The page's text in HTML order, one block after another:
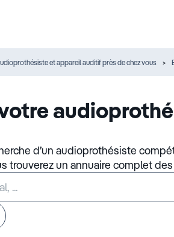
et appareil auditif près de chez vous
d’un audioprothésiste
trouverez un annuaire complet